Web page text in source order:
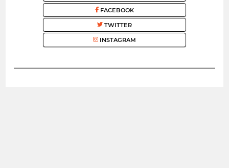
FACEBOOK
TWITTER
INSTAGRAM